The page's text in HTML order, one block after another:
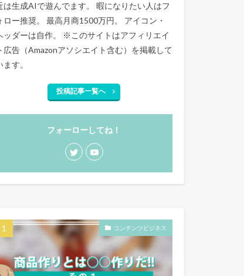
は生成AIで遊んでます。 暇になりたい人はフ
ロー推奨。 最高月商1500万円。 アイコン・
ッダーは自作。 ※このサイトはアフィリエイ
広告（Amazonアソシエイト含む）を掲載して
ます。
投稿記事一覧へ
フォーローしてね！
コンテンツビジネス